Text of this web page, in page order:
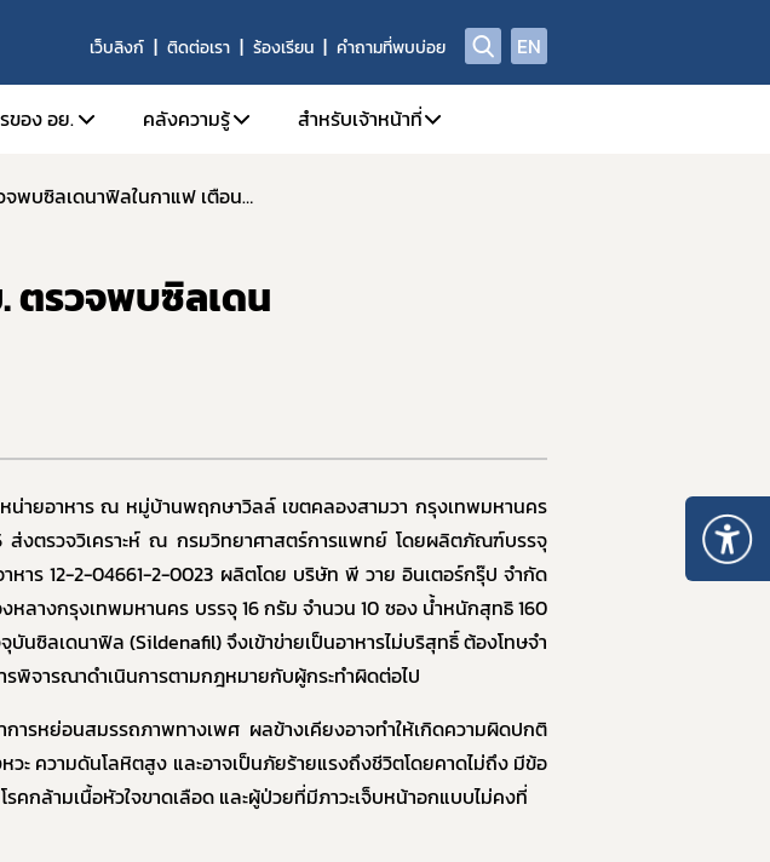
เว็บลิงก์ ติดต่อเรา ร้องเรียน คำถามที่พบบ่อย EN
รและยา
ช้งบประมาณประจำปี
ของ อย.
การยื่นคำขอผ่านระบบอิเล็กทรอนิกส์ e-Submission
ระบบข้อมูลเปิด อย. (Open Data)
8. อย. ควอลิตี้ อวอร์ด
หลักเกณฑ์การนำตราสัญลักษณ์รางวัล อย. ควอลิตี้ อวอร์ด
ข้อมูลสถิติต่าง ๆ
คลังความรู้
3. ศูนย์วิทยบริการ
สำหรับเจ้าหน้าที่
7. จองห้องประชุม/ห้องอบรม
9. การเรียนรู้ Online (e-learning)
10. หลักเกณฑ์การบริหารทรัพยากรบุคคล
ข่าวประกาศผลการตรวจพิสูจน์อาหาร อย. ตรวจพบซิลเดนาฟิลในกาแฟ เตือนระวัง เสี่ยงอันตราย
ตรวจพบซิลเดน
น่ายอาหาร ณ หมู่บ้านพฤกษาวิลล์ เขตคลองสามวา กรุงเทพมหานคร
งตรวจวิเคราะห์ ณ กรมวิทยาศาสตร์การแพทย์ โดยผลิตภัณฑ์บรรจุ
าร 12-2-04661-2-0023 ผลิตโดย บริษัท พี วาย อินเตอร์กรุ๊ป จำกัด
ลางกรุงเทพมหานคร บรรจุ 16 กรัม จำนวน 10 ซอง น้ำหนักสุทธิ 160
บันซิลเดนาฟิล (Sildenafil)จึงเข้าข่ายเป็นอาหารไม่บริสุทธิ์ ต้องโทษจำ
พิจารณาดำเนินการตามกฎหมายกับผู้กระทำผิดต่อไป
ารหย่อนสมรรถภาพทางเพศ ผลข้างเคียงอาจทำให้เกิดความผิดปกติ
ะ ความดันโลหิตสูง และอาจเป็นภัยร้ายแรงถึงชีวิตโดยคาดไม่ถึง มีข้อ
คกล้ามเนื้อหัวใจขาดเลือด และผู้ป่วยที่มีภาวะเจ็บหน้าอกแบบไม่คงที่